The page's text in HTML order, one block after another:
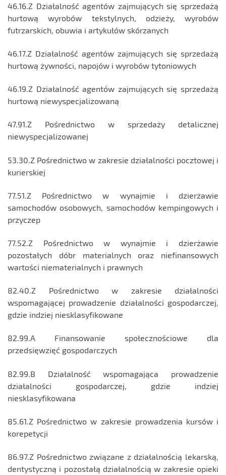
46.16.Z Działalność agentów zajmujących się sprzedażą
hurtową wyrobów tekstylnych, odzieży, wyrobów
futrzarskich, obuwia i artykułów skórzanych
46.17.Z Działalność agentów zajmujących się sprzedażą
hurtową żywności, napojów i wyrobów tytoniowych
46.19.Z Działalność agentów zajmujących się sprzedażą
hurtową niewyspecjalizowaną
47.91.Z Pośrednictwo w sprzedaży detalicznej
niewyspecjalizowanej
53.30.Z Pośrednictwo w zakresie działalności pocztowej i
kurierskiej
77.51.Z Pośrednictwo w wynajmie i dzierżawie
samochodów osobowych, samochodów kempingowych i
przyczep
77.52.Z Pośrednictwo w wynajmie i dzierżawie
pozostałych dóbr materialnych oraz niefinansowych
wartości niematerialnych i prawnych
82.40.Z Pośrednictwo w zakresie działalności
wspomagającej prowadzenie działalności gospodarczej,
gdzie indziej niesklasyfikowane
82.99.A Finansowanie społecznościowe dla
przedsięwzięć gospodarczych
82.99.B Działalność wspomagająca prowadzenie
działalności gospodarczej, gdzie indziej
niesklasyfikowana
85.61.Z Pośrednictwo w zakresie prowadzenia kursów i
korepetycji
86.97.Z Pośrednictwo związane z działalnością lekarską,
dentystyczną i pozostałą działalnością w zakresie opieki